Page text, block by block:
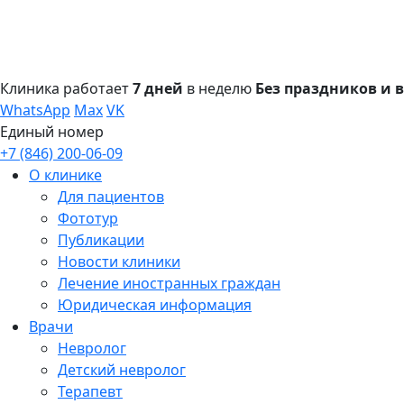
Клиника работает7 дней в неделю Без праздников и
WhatsApp MaxVK
Единый номер
+7 (846) 200-06-09
О клинике
Для пациентов
Фототур
Публикации
Новости клиники
Лечение иностранных граждан
Юридическая информация
Врачи
Невролог
Детский невролог
Терапевт